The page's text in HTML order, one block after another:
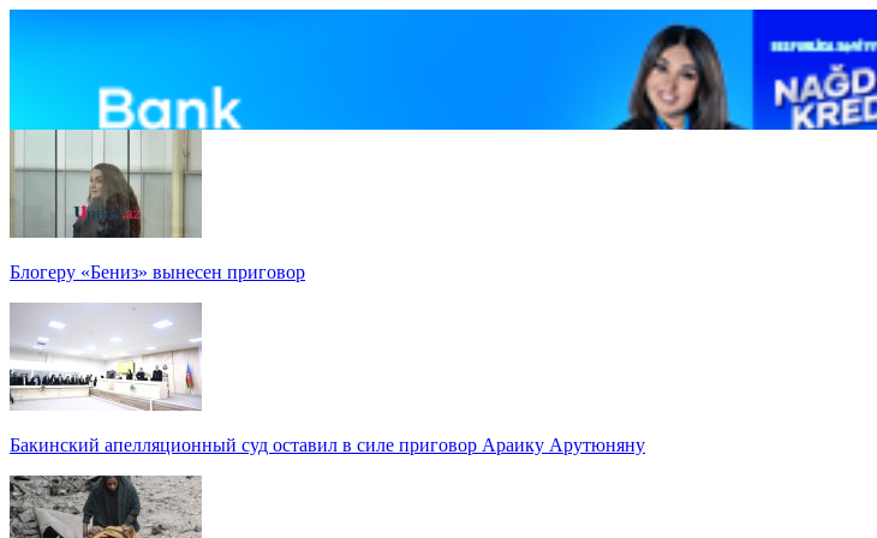
Блогеру «Бениз» вынесен приговор
Бакинский апелляционный суд оставил в силе приговор Араику Арутюняну